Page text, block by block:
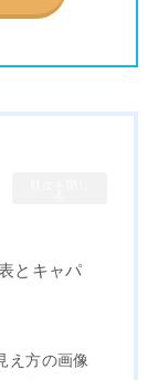
とキャパ
え方の画像